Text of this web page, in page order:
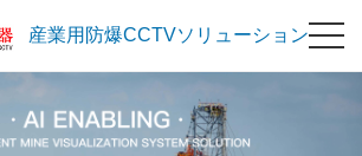
産業用防爆CCTVソリューション